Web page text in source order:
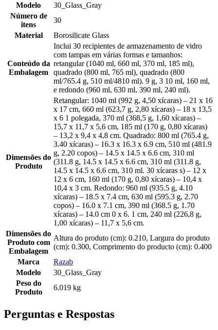
Modelo
30_Glass_Gray
Número de
itens
30
Material
Borosilicate Glass
Conteúdo da
Embalagem
Inclui 30 recipientes de armazenamento de vidro
com tampas em várias formas e tamanhos:
retangular (1040 ml, 660 ml, 370 ml, 185 ml),
quadrado (800 ml, 765 ml), quadrado (800
ml/765.4 g, 510 ml/4810 ml). 9 g, 3 10 ml, 160 ml,
e redondo (960 ml, 630 ml, 390 ml, 240 ml).
Dimensões do
Produto
Retangular: 1040 ml (992 g, 4,50 xícaras) – 21 x 16
x 17 cm, 660 ml (623,7 g, 2,80 xícaras) – 18 x 13,5
x 6 1 polegada, 370 ml (368,5 g, 1,60 xícaras) –
15,7 x 11,7 x 5,6 cm, 185 ml (170 g, 0,80 xícaras)
– 13,2 x 9,4 x 4,8 cm. Quadrado: 800 ml (765.4 g,
3.40 xícaras) – 16.3 x 16.3 x 6.9 cm, 510 ml (481.9
g, 2.20 copos) – 14.5 x 14.5 x 6.6 cm, 310 ml
(311.8 g, 14.5 x 14.5 x 6.6 cm, 310 ml (311.8 g,
14.5 x 14.5 x 6.6 cm, 310 ml. 30 xícaras s) – 12 x
12 x 6 cm, 160 ml (170 g, 0,80 xícaras) – 10,4 x
10,4 x 3 cm. Redondo: 960 ml (935.5 g, 4.10
xícaras) – 18.5 x 7.4 cm, 630 ml (595.3 g, 2.70
copos) – 16.0 x 7.1 cm, 390 ml (368.5 g, 1.70
xícaras) – 14.0 cm 0 x 6. 1 cm, 240 ml (226,8 g,
1,00 xícaras) – 11,7 x 5,6 cm.
Dimensões do
Produto com
Embalagem
Altura do produto (cm): 0.210, Largura do produto
(cm): 0.300, Comprimento do producto (cm): 0.400
Marca
Razab
Modelo
30_Glass_Gray
Peso do
Produto
6.019 kg
Perguntas e Respostas